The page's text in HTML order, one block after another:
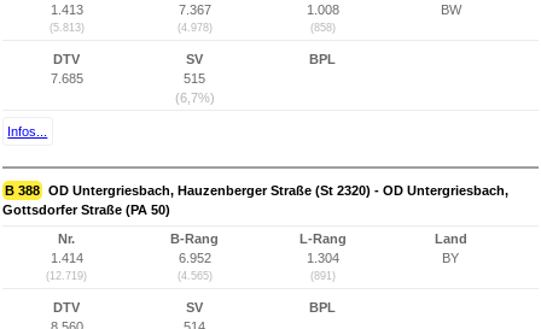
1.413
(5.813)
7.367
(4.978)
1.008
(858)
BW
DTV
7.685
SV
515
(6,7%)
BPL
Infos...
B 388 OD Untergriesbach, Hauzenberger Straße (St 2320) - OD Untergriesbach,
Gottsdorfer Straße (PA 50)
Nr.
1.414
(12.719)
B-Rang
6.952
(4.565)
L-Rang
1.304
(891)
Land
BY
DTV
SV
BPL